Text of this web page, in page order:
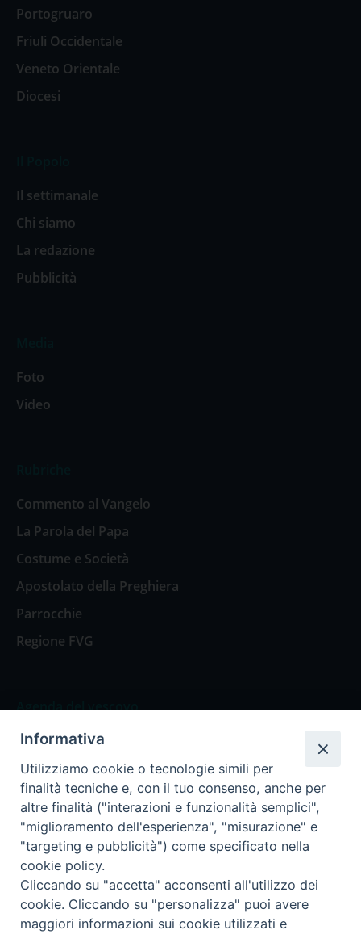
Portogruaro
Friuli Occidentale
Veneto Orientale
Diocesi
Il settimanale
Chi siamo
La redazione
Pubblicità
Foto
Video
Commento al Vangelo
La Parola del Papa
Costume e Società
Apostolato della Preghiera
Parrocchie
Regione FVG
Agenda del vescovo
Agenda del vescovo
Privacy Policy Trasparenza
Termini e Condizioni
Informativa
Utilizziamo cookie o tecnologie simili per
finalità tecniche e, con il tuo consenso, anche per
altre finalità ("interazioni e funzionalità semplici",
"miglioramento dell'esperienza", "misurazione" e
"targeting e pubblicità") come specificato nella
cookie policy.
Cliccando su "accetta" acconsenti all'utilizzo dei
cookie. Cliccando su "personalizza" puoi avere
maggiori informazioni sui cookie utilizzati e